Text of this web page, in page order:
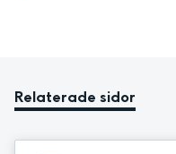
Relaterade sidor